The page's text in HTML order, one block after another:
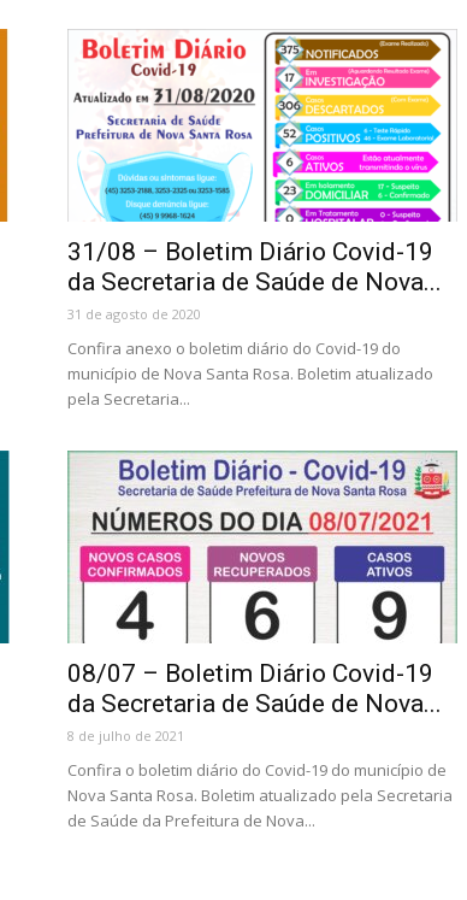
31/08 – Boletim Diário Covid-19
da Secretaria de Saúde de Nova...
31 de agosto de 2020
Confira anexo o boletim diário do Covid-19 do
município de Nova Santa Rosa. Boletim atualizado
pela Secretaria...
08/07 – Boletim Diário Covid-19
da Secretaria de Saúde de Nova...
8 de julho de 2021
Confira o boletim diário do Covid-19 do município de
Nova Santa Rosa. Boletim atualizado pela Secretaria
de Saúde da Prefeitura de Nova...